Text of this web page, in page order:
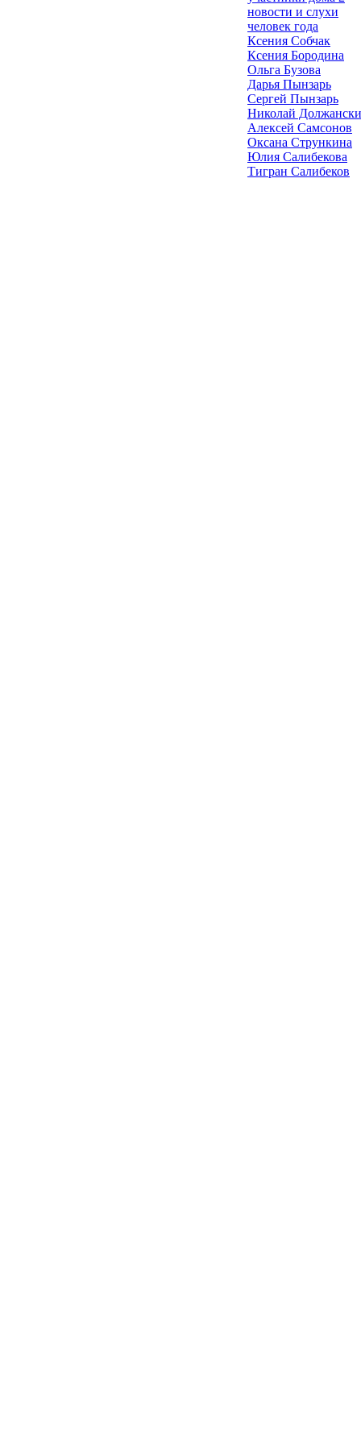
новости и слухи
человек года
Ксения Собчак
Ксения Бородина
Ольга Бузова
Дарья Пынзарь
Сергей Пынзарь
Николай
Алексей Самсонов
Оксана Стрункина
Юлия Салибекова
Тигран Салибеков